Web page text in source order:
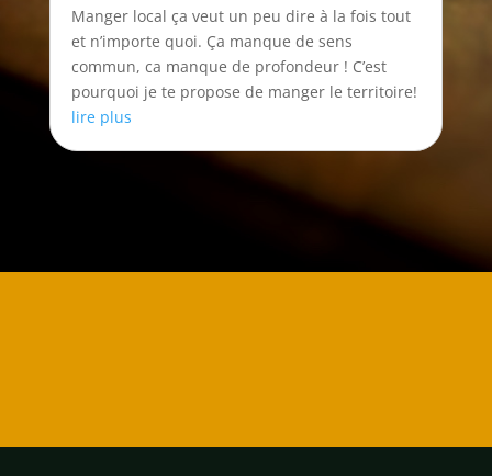
Manger local ça veut un peu dire à la fois tout
et n’importe quoi. Ça manque de sens
commun, ca manque de profondeur ! C’est
pourquoi je te propose de manger le territoire!
lire plus